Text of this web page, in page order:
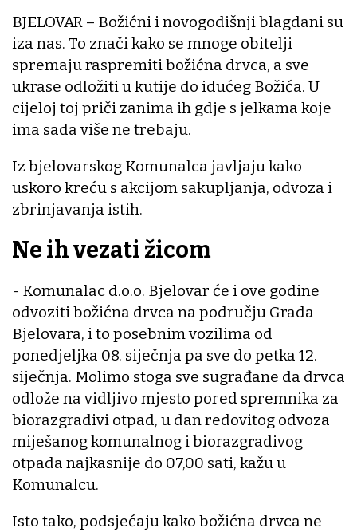
BJELOVAR – Božićni i novogodišnji blagdani su
iza nas. To znači kako se mnoge obitelji
spremaju raspremiti božićna drvca, a sve
ukrase odložiti u kutije do idućeg Božića. U
cijeloj toj priči zanima ih gdje s jelkama koje
ima sada više ne trebaju.
Iz bjelovarskog Komunalca javljaju kako
uskoro kreću s akcijom sakupljanja, odvoza i
zbrinjavanja istih.
Ne ih vezati žicom
- Komunalac d.o.o. Bjelovar će i ove godine
odvoziti božićna drvca na području Grada
Bjelovara, i to posebnim vozilima od
ponedjeljka 08. siječnja pa sve do petka 12.
siječnja. Molimo stoga sve sugrađane da drvca
odlože na vidljivo mjesto pored spremnika za
biorazgradivi otpad, u dan redovitog odvoza
miješanog komunalnog i biorazgradivog
otpada najkasnije do 07,00 sati, kažu u
Komunalcu.
Isto tako, podsjećaju kako božićna drvca ne